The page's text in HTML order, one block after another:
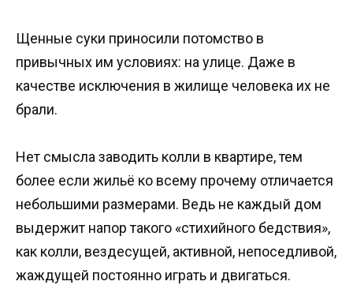
Щенные суки приносили потомство в
привычных им условиях: на улице. Даже в
качестве исключения в жилище человека их не
брали.
Нет смысла заводить колли в квартире, тем
более если жильё ко всему прочему отличается
небольшими размерами. Ведь не каждый дом
выдержит напор такого «стихийного бедствия»,
как колли, вездесущей, активной, непоседливой,
жаждущей постоянно играть и двигаться.